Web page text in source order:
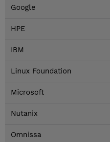
Google
HPE
IBM
Linux Foundation
Microsoft
Nutanix
Omnissa